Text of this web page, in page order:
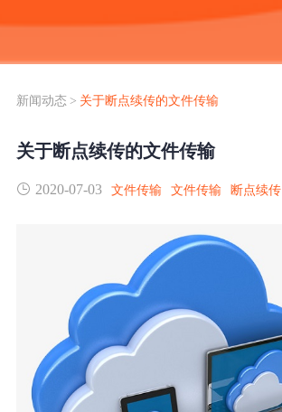
FTP替代升级
SDK传输应用集成
跨国数据传输
内外网文件交换
数据迁移
数据协作
案例
新闻动态
帮助中心
新闻动态 > 关于断点续传的文件传输
关于断点续传的文件传输
2020-07-03 文件传输 文件传输 断点续传